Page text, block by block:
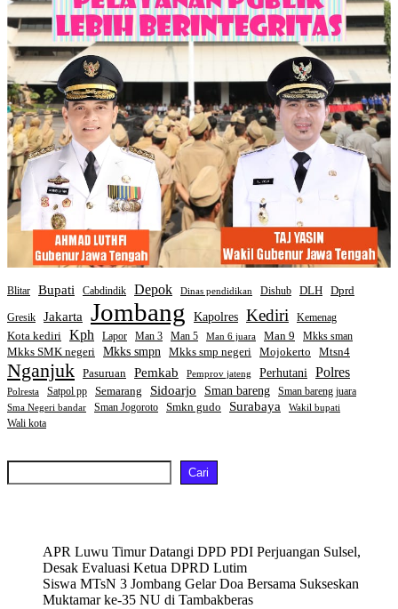
Blitar Bupati Cabdindik Depok Dinas pendidikan Dishub DLH Dprd
Gresik Jakarta Jombang Kapolres Kediri Kemenag
Kota kediri Kph Lapor Man 3 Man 5 Man 6 juara Man 9 Mkks sman
Mkks SMK negeri Mkks smpn Mkks smp negeri Mojokerto Mtsn4
Nganjuk Pasuruan Pemkab Pemprov jateng Perhutani Polres
Polresta Satpol pp Semarang Sidoarjo Sman bareng Sman bareng juara
Sma Negeri bandar Sman Jogoroto Smkn gudo Surabaya Wakil bupati
Wali kota
Cari
APR Luwu Timur Datangi DPD PDI Perjuangan Sulsel,
Desak Evaluasi Ketua DPRD Lutim
Siswa MTsN 3 Jombang Gelar Doa Bersama Sukseskan
Muktamar ke-35 NU di Tambakberas